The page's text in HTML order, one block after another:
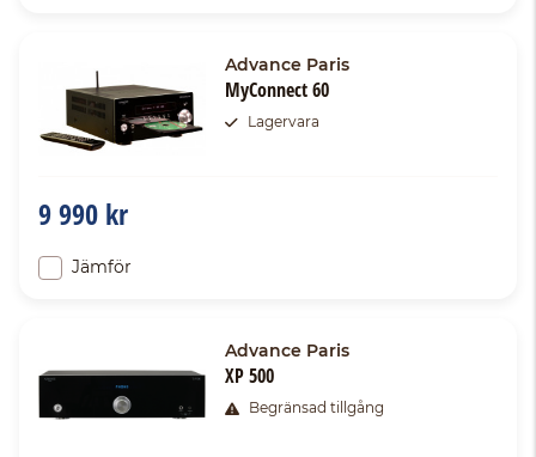
Advance Paris
MyConnect 60
Lagervara
9 990 kr
Jämför
Advance Paris
XP 500
Begränsad tillgång